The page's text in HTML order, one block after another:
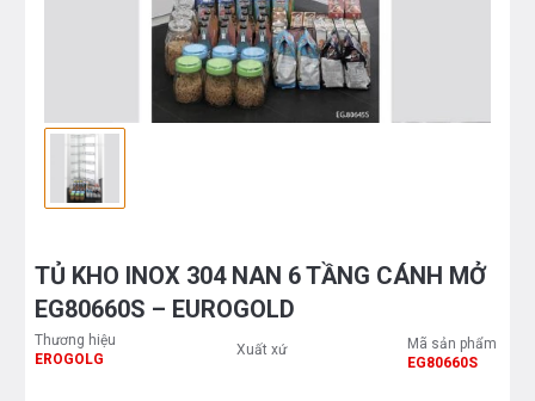
TỦ KHO INOX 304 NAN 6 TẦNG CÁNH MỞ
EG80660S – EUROGOLD
Thương hiệu
EROGOLG
Xuất xứ
Mã sản phẩm
EG80660S